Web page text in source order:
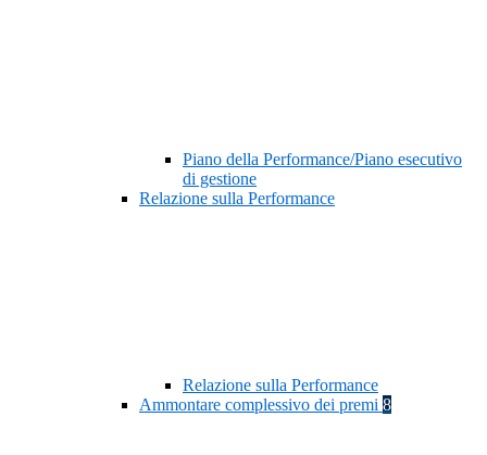
Piano della Performance/Piano esecutivo
di gestione
Relazione sulla Performance
Relazione sulla Performance
Ammontare complessivo dei premi 8